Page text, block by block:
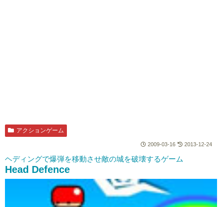
アクションゲーム
2009-03-16 2013-12-24
ヘディングで爆弾を移動させ敵の城を破壊するゲーム
Head Defence